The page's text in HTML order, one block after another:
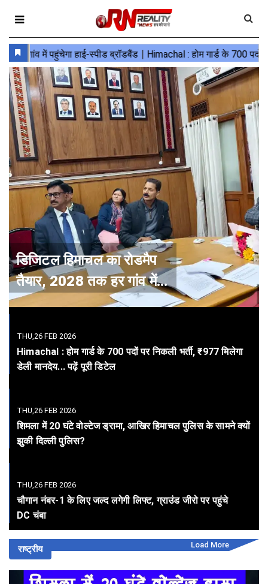
डिजिटल हिमाचल का रोडमैप
तैयार, 2028 तक हर गांव में
पहुंचेगा हाई-स्पीड ब्रॉडबैंड
THU,26 FEB 2026
Himachal : होम गार्ड के 700 पदों पर निकली भर्ती, ₹977 मिलेगा
डेली मानदेय... पढ़ें पूरी डिटेल
THU,26 FEB 2026
शिमला में 20 घंटे वोल्टेज ड्रामा, आखिर हिमाचल पुलिस के सामने क्यों
झुकी दिल्ली पुलिस?
THU,26 FEB 2026
चौगान नंबर-1 के लिए जल्द लगेगी लिफ्ट, ग्राउंड जीरो पर पहुंचे
DC चंबा
राष्ट्रीय Load More